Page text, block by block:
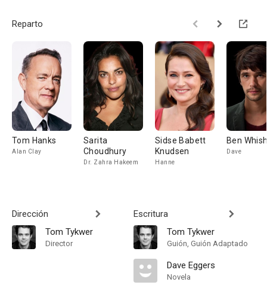
Reparto
Tom Hanks
Alan Clay
Sarita
Choudhury
Dr. Zahra Hakeem
Sidse Babett
Knudsen
Hanne
Ben
Dave
Dirección
Tom Tykwer
Director
Escritura
Tom Tykwer
Guión, Guión Adaptado
Dave Eggers
Novela